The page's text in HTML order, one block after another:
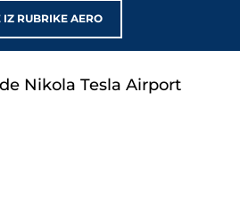
IZ RUBRIKE AERO
Nikola Tesla Airport